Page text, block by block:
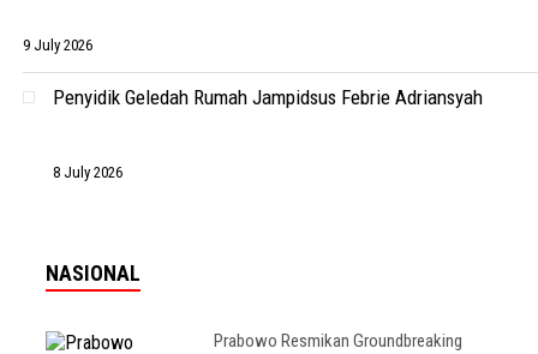
9 July 2026
Penyidik Geledah Rumah Jampidsus Febrie Adriansyah
8 July 2026
NASIONAL
Prabowo Resmikan Groundbreaking